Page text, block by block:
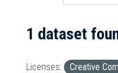
1 dataset
Licenses: Creative